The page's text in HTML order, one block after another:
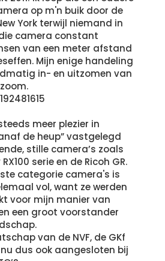
op m'n buik door de
York terwijl niemand in
camera constant
van een meter afstand
Mijn enige handeling
in- en uitzomen van
meer plezier in
de heup” vastgelegd
stille camera’s zoals
serie en de Ricoh GR.
categorie camera's is
vol, want ze werden
voor mijn manier van
een groot voorstander
van de NVF, de GKf
nu dus ook aangesloten bij